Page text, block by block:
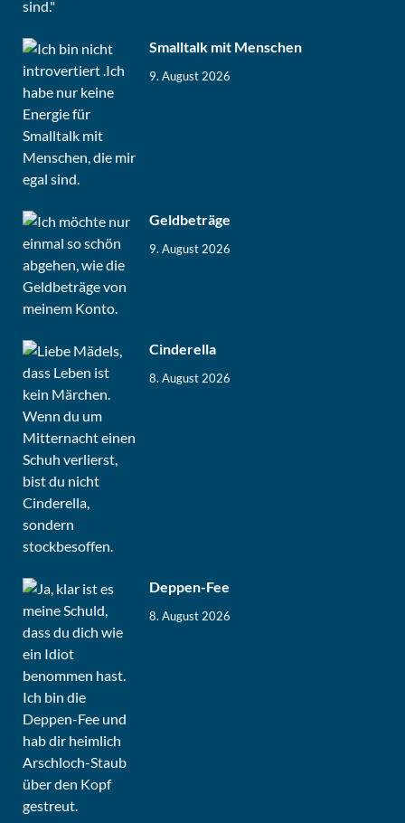
Smalltalk mit Menschen
9. August 2026
Geldbeträge
9. August 2026
Cinderella
8. August 2026
Deppen-Fee
8. August 2026